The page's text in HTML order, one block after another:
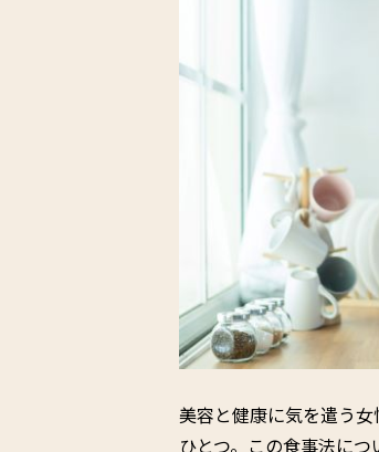
美容と健康に気を遣う
ひとつ。この食事法に